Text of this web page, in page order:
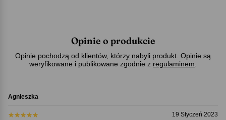
Opinie o produkcie
Opinie pochodzą od klientów, którzy nabyli produkt. Opinie są
weryfikowane i publikowane zgodnie z regulaminem
Agnieszka
19 Styczeń 2023